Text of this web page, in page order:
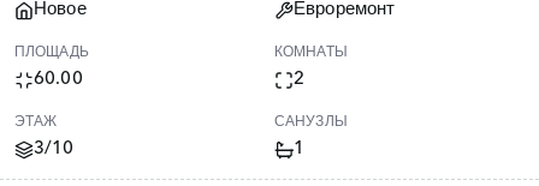
Новое Евроремонт
ПЛОЩАДЬ
60.00
КОМНАТЫ
2
ЭТАЖ
3/10
САНУЗЛЫ
1